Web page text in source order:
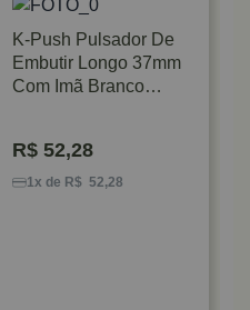
K-Push Pulsador De
Embutir Longo 37mm
Com Imã Branco
R$ 52,28
1x de R$ 52,28